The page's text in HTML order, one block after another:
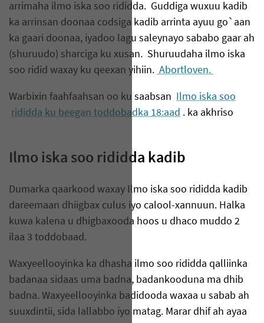
arrimaha ilmo iska soo rididda. Guddiga wuxuu kadib
ka arrinsan doonaa codsiga kadib arrinta ayuu go`aan
ka gaari doonaa, iyadoo lagu saleynayo sababo gaar ah
(shuruudo) sharciga ku xusan. Shuruudaha ilmo iska
soo ridid waxay ku qeexan yihiin. Abortloven.
Warbixin faahfaahsan oo ku saabsan
Ilmo iska soo
rididda ku beegan toddobadka 18:aad . ka akhriso
Ilmo iska soo rididda kadib
Dumarka qaarkood waxay Ilmo iska soo rididda kadib
dareemaan dhiigbax culus iyo calool-xannuun. Halka
kuwa kalena u dhigbaxooda hoos u dhaco muddo 2
ilaa 3 toddobaad.
Waxyeellooyinka ka dhasha ilmo soo rididda qalliinka
badanaa sidaas uma badna, badankooduna ma dhib
badna. Waxyeellooyinka badidooda waxaa u sabab ah
suuxdintii, sida lallabbo iyo matag. Marar dhif ah ayaa